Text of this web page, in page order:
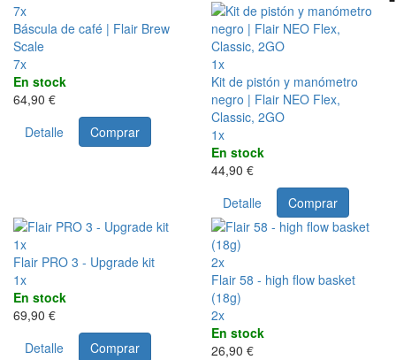
7x
Báscula de café | Flair Brew
Scale
7x
En stock
64,90 €
Detalle
Comprar
1x
Kit de pistón y manómetro
negro | Flair NEO Flex,
Classic, 2GO
1x
En stock
44,90 €
Detalle
Comprar
1x
Flair PRO 3 - Upgrade kit
1x
En stock
69,90 €
Detalle
Comprar
2x
Flair 58 - high flow basket
(18g)
2x
En stock
26,90 €